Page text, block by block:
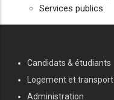
Services publics
FOOTER
Candidats & étudiants
Logement et transport
Administration